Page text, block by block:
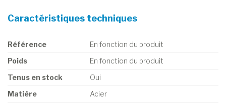
Caractéristiques techniques
Référence
En fonction du produit
Poids
En fonction du produit
Tenus en stock
Oui
Matière
Acier